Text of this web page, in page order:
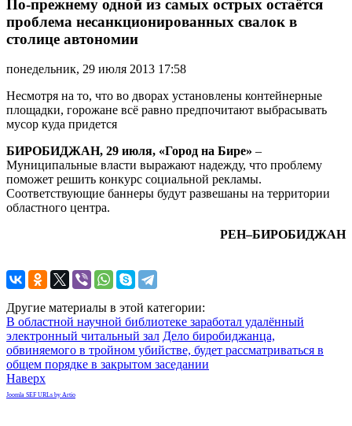
одной
из
самых
остаётся
несанкционированных
свалок
в
автономии
По-прежнему одной из самых острых остаётся
проблема несанкционированных свалок в
столице автономии
понедельник, 29 июля 2013 17:58
Несмотря на то, что во дворах установлены контейнерные
площадки, горожане всё равно предпочитают выбрасывать
мусор куда придется
БИРОБИДЖАН, 29 июля, «Город на Бире» –
Муниципальные власти выражают надежду, что проблему
поможет решить конкурс социальной рекламы.
Соответствующие баннеры будут развешаны на территории
областного центра.
РЕН–БИРОБИДЖАН
Другие материалы в этой категории:
В областной научной библиотеке заработал удалённый
электронный читальный зал Дело биробиджанца,
обвиняемого в тройном убийстве, будет рассматриваться в
общем порядке в закрытом заседании
Наверх
Joomla SEF URLs by Artio